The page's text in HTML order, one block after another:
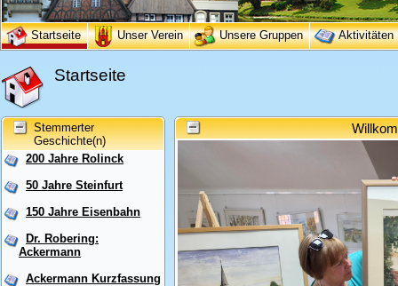
Startseite Unser Verein Unsere Gruppen Aktivitäten
Startseite
Stemmerter
Geschichte(n)
200 Jahre Rolinck
50 Jahre Steinfurt
150 Jahre Eisenbahn
Dr. Robering:
Ackermann
Ackermann Kurzfassung